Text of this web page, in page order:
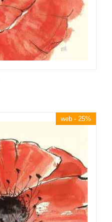
web - 25%